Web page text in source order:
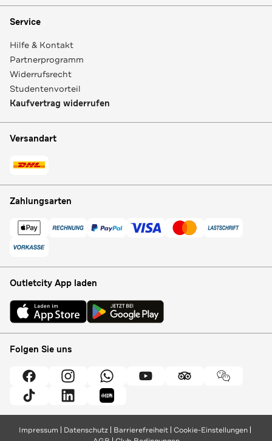
Service
Hilfe & Kontakt
Partnerprogramm
Widerrufsrecht
Studentenvorteil
Kaufvertrag widerrufen
Versandart
Zahlungsarten
Outletcity App laden
Folgen Sie uns
Impressum Datenschutz Barrierefreiheit Cookie-Einstellungen